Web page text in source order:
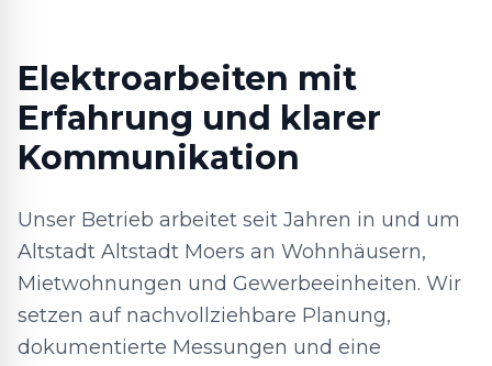
Elektroarbeiten mit
Erfahrung und klarer
Kommunikation
Unser Betrieb arbeitet seit Jahren in und um
Altstadt Altstadt Moers an Wohnhäusern,
Mietwohnungen und Gewerbeeinheiten. Wir
setzen auf nachvollziehbare Planung,
dokumentierte Messungen und eine